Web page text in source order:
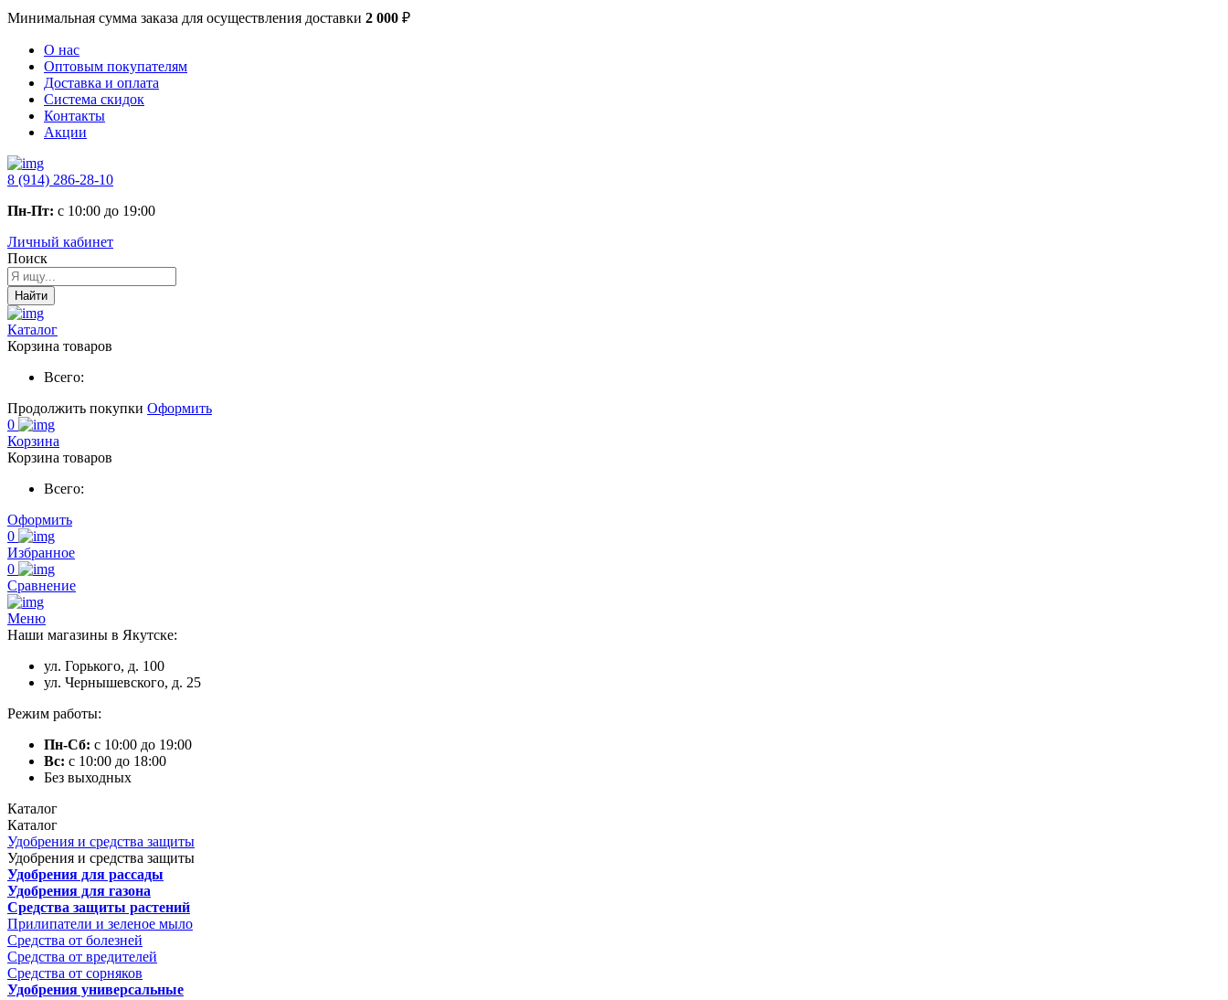
Минимальная сумма заказа для осуществления доставки 2 000 ₽
О нас
Оптовым покупателям
Доставка и оплата
Система скидок
Контакты
Акции
8 (914) 286-28-10
Пн-Пт: с 10:00 до 19:00
Личный кабинет
Поиск
Найти
Каталог
Корзина товаров
Всего:
Продолжить покупки Оформить
0
Корзина
Корзина товаров
Всего:
Оформить
0
Избранное
0
Сравнение
Меню
Наши магазины в Якутске:
ул. Горького, д. 100
ул. Чернышевского, д. 25
Режим работы:
Пн-Сб: с 10:00 до 19:00
Вс: с 10:00 до 18:00
Без выходных
Каталог
Каталог
Удобрения и средства защиты
Удобрения и средства защиты
Удобрения для рассады
Удобрения для газона
Средства защиты растений
Прилипатели и зеленое мыло
Средства от болезней
Средства от вредителей
Средства от сорняков
Удобрения универсальные